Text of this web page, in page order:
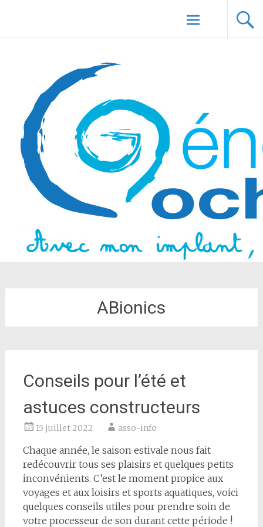
Aller au
contenu
principal
ABionics
Conseils pour l’été et
astuces constructeurs
15 juillet 2022 asso-info
Chaque année, le saison estivale nous fait
redécouvrir tous ses plaisirs et quelques petits
inconvénients. C’est le moment propice aux
voyages et aux loisirs et sports aquatiques, voici
quelques conseils utiles pour prendre soin de
votre processeur de son durant cette période !